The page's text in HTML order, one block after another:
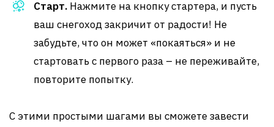
Старт. Нажмите на кнопку стартера, и пусть
ваш снегоход закричит от радости! Не
забудьте, что он может «покаяться» и не
стартовать с первого раза – не переживайте,
повторите попытку.
С этими простыми шагами вы сможете завести